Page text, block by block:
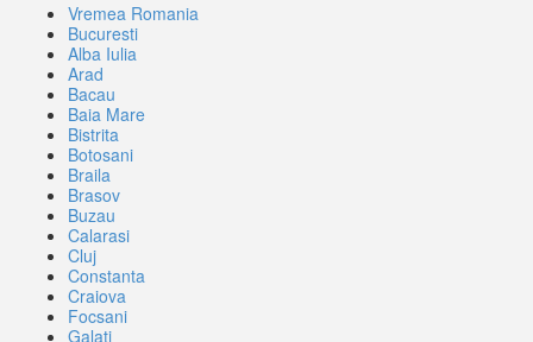
Vremea Romania
Bucuresti
Alba Iulia
Arad
Bacau
Baia Mare
Bistrita
Botosani
Braila
Brasov
Buzau
Calarasi
Cluj
Constanta
Craiova
Focsani
Galati